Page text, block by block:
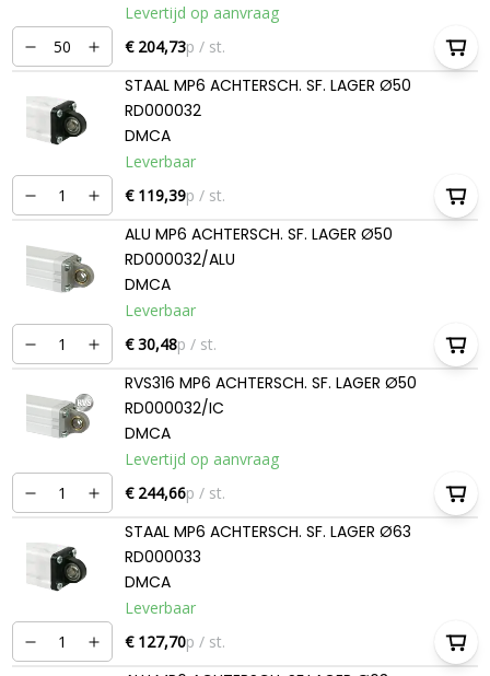
Levertijd op aanvraag
€ 204,73p / st.
STAAL MP6 ACHTERSCH. SF. LAGER Ø50
RD000032
DMCA
Leverbaar
€ 119,39p / st.
ALU MP6 ACHTERSCH. SF. LAGER Ø50
RD000032/ALU
DMCA
Leverbaar
€ 30,48p / st.
RVS316 MP6 ACHTERSCH. SF. LAGER Ø50
RD000032/IC
DMCA
Levertijd op aanvraag
€ 244,66p / st.
STAAL MP6 ACHTERSCH. SF. LAGER Ø63
RD000033
DMCA
Leverbaar
€ 127,70p / st.